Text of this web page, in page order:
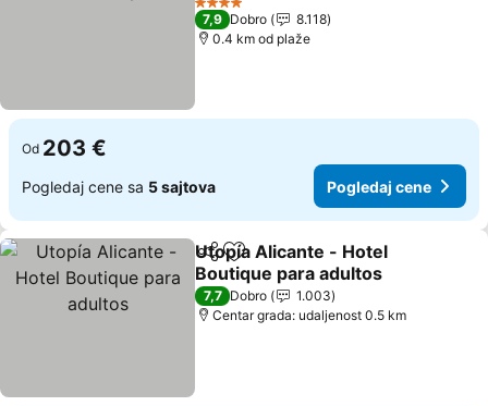
4 Zvezdice
7,9 Dobro
8.118
0.4 km od plaže
Od 203 €
Pogledaj cene sa 5 sajtova Pogledaj cene
Deli Dodati u favorite
Utopía Alicante - Hotel
Boutique para adultos
7,7 Dobro
1.003
Centar grada: udaljenost 0.5 km